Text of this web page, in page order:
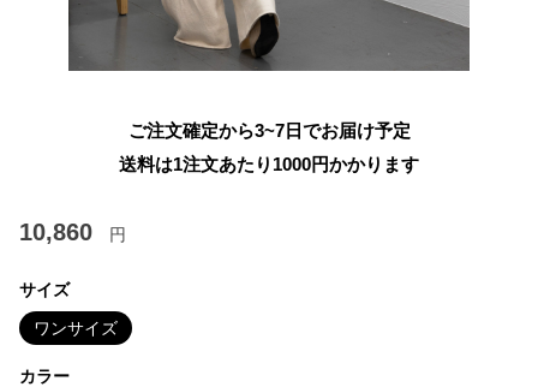
ご注文確定から3~7日でお届け予定
送料は1注文あたり 1000円かかります
10,860 円
サイズ
ワンサイズ
カラー